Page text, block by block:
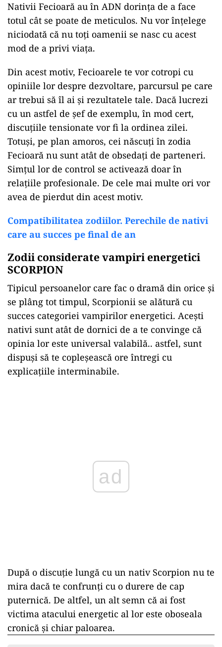
Nativii Fecioară au în ADN dorința de a face
totul cât se poate de meticulos. Nu vor înțelege
niciodată că nu toți oamenii se nasc cu acest
mod de a privi viața.
Din acest motiv, Fecioarele te vor cotropi cu
opiniile lor despre dezvoltare, parcursul pe care
ar trebui să îl ai și rezultatele tale. Dacă lucrezi
cu un astfel de șef de exemplu, în mod cert,
discuțiile tensionate vor fi la ordinea zilei.
Totuși, pe plan amoros, cei născuți în zodia
Fecioară nu sunt atât de obsedați de parteneri.
Simțul lor de control se activează doar în
relațiile profesionale. De cele mai multe ori vor
avea de pierdut din acest motiv.
Compatibilitatea zodiilor. Perechile de nativi
care au succes pe final de an
Zodii considerate vampiri energetici
SCORPION
Tipicul persoanelor care fac o dramă din orice și
se plâng tot timpul, Scorpionii se alătură cu
succes categoriei vampirilor energetici. Acești
nativi sunt atât de dornici de a te convinge că
opinia lor este universal valabilă.. astfel, sunt
dispuși să te copleșească ore întregi cu
explicațiile interminabile.
ad
După o discuție lungă cu un nativ Scorpion nu te
mira dacă te confrunți cu o durere de cap
puternică. De altfel, un alt semn că ai fost
victima atacului energetic al lor este oboseala
cronică și chiar paloarea.